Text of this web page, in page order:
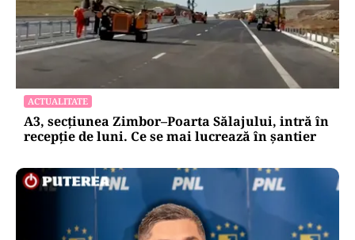
ACTUALITATE
A3, secțiunea Zimbor–Poarta Sălajului, intră în
recepție de luni. Ce se mai lucrează în șantier